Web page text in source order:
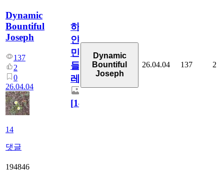
Dynamic
Bountiful
Joseph
137
2
0
26.04.04
14
댓글
하
얀
민
들
레
[14
Dynamic
Bountiful
Joseph
26.04.04 137 2
194846